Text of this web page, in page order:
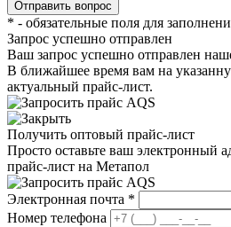
* - обязательные поля для
Запрос успешно отправлен
Ваш запрос успешно отправлен
В ближайшее время вам на
актуальный прайс-лист.
Получить оптовый прайс-лист
Просто оставьте ваш электронный
прайс-лист на Метапол
Электронная почта *
Номер телефона